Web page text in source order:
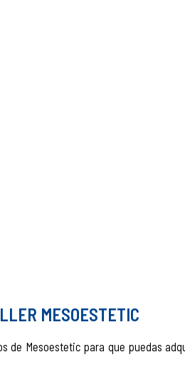
MESOESTETIC
de Mesoestetic para que puedas